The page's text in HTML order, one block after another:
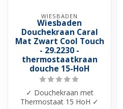
WIESBADEN
Wiesbaden
Douchekraan Caral
Mat Zwart Cool Touch
- 29.2230 -
thermostaatkraan
douche 15-HoH
✓ Douchekraan met
Thermostaat 15 HoH ✓